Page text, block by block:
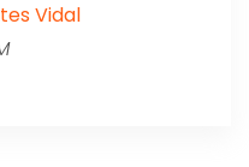
Vidal